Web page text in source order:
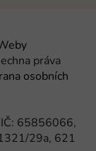
práva
osobních
65856066,
29a, 621